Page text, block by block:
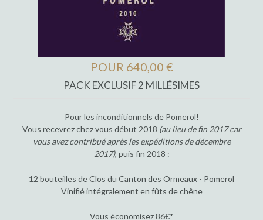
POUR 640,00 €
PACK EXCLUSIF 2 MILLÉSIMES
Pour les inconditionnels de Pomerol!
Vous recevrez chez vous début 2018 (au lieu de fin 2017 car
vous avez contribué après les expéditions de décembre
2017), puis fin 2018 :
12 bouteilles de Clos du Canton des Ormeaux - Pomerol
Vinifié intégralement en fûts de chêne
Vous économisez 86€*